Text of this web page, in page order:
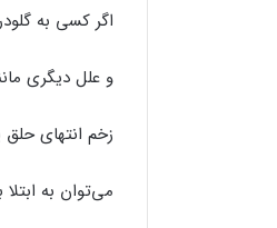
اگر کسی به
و علل دیگری
زخم انتهای
می‌توان به